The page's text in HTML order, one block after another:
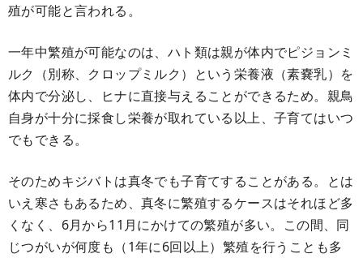
殖が可能と言われる。
一年中繁殖が可能なのは、ハト類は親が体内でピジョンミ
ルク（別称、クロップミルク）という栄養液（素嚢乳）を
体内で分泌し、ヒナに直接与えることができるため。親鳥
自身が十分に採食し栄養が取れている以上、子育てはいつ
でもできる。
そのためキジバトは真冬でも子育てすることがある。とは
いえ寒さもあるため、真冬に繁殖するケースはそれほど多
くなく、6月から11月にかけての繁殖が多い。この間、同
じつがいが何度も（1年に6回以上）繁殖を行うことも多